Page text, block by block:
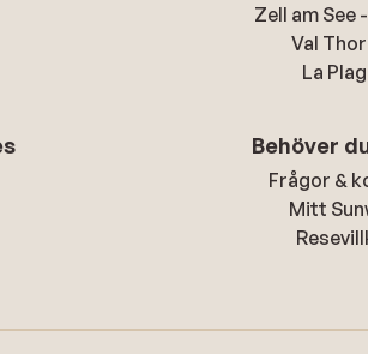
Zell am See
Val
La
Behöver
Frågor &
Mitt